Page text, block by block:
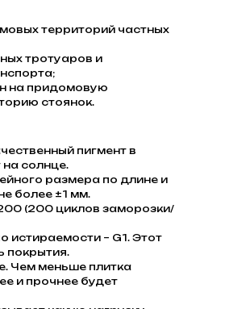
территорий частных
тротуаров и
на придомовую
стоянок.
пигмент в
солнце.
размера по длине и
более ±1 мм.
(200 циклов заморозки/
истираемости – G1. Этот
покрытия.
Чем меньше плитка
и прочнее будет